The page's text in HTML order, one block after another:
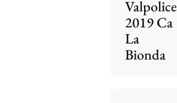
2019 Ca
La
Bionda